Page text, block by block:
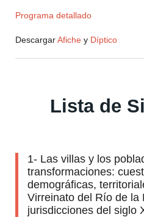
Programa detallado
DescargarAfiche y Díptico
Lista de
1- Las villas y los
transformaciones:
demográficas,
Virreinato del Río de la
jurisdicciones del siglo